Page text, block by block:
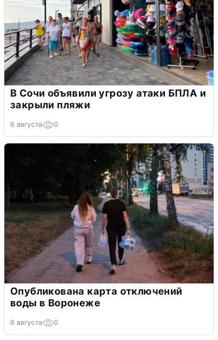
В Сочи объявили угрозу атаки БПЛА и
закрыли пляжи
6 августа 0
Опубликована карта отключений
воды в Воронеже
6 августа 0